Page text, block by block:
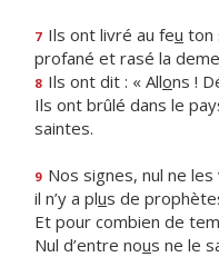
7 Ils ont livré au feu ton
profané et rasé la deme
8 Ils ont dit : « Allons !
Ils ont brûlé dans le
saintes.
9 Nos signes, nul ne les
il n’y a plus de
Et pour combien de
Nul d’entre nous ne le